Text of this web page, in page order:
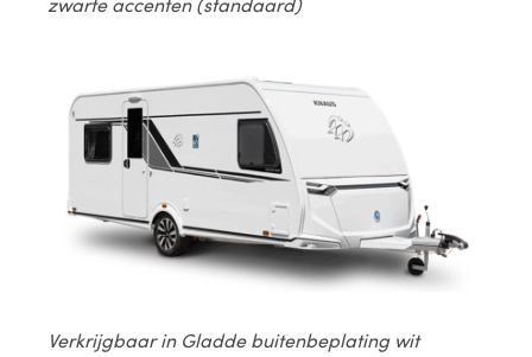
Verkrijgbaar in Gladde buitenbeplating wit